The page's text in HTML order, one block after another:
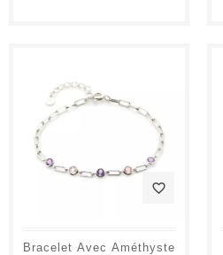
favorite_border
Bracelet Avec Améthyste